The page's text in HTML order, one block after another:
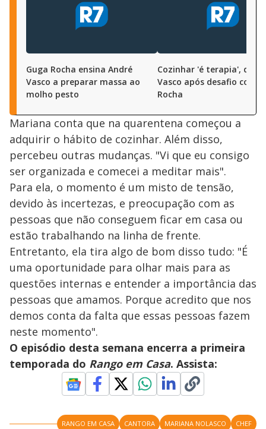
Guga Rocha ensina André
Vasco a preparar massa ao
molho pesto
Cozinhar 'é terapia', diz
Vasco após desafio com
Rocha
Mariana conta que na quarentena começou a
adquirir o hábito de cozinhar. Além disso,
percebeu outras mudanças. "Vi que eu consigo
ser organizada e comecei a meditar mais".
Para ela, o momento é um misto de tensão,
devido às incertezas, e preocupação com as
pessoas que não conseguem ficar em casa ou
estão trabalhando na linha de frente.
Entretanto, ela tira algo de bom disso tudo: "É
uma oportunidade para olhar mais para as
questões internas e entender a importância das
pessoas que amamos. Porque acredito que nos
demos conta da falta que essas pessoas fazem
neste momento".
O episódio desta semana encerra a primeira
temporada do Rango em Casa. Assista:
RANGO EM CASA CANTORA MARIANA NOLASCO
CHEF